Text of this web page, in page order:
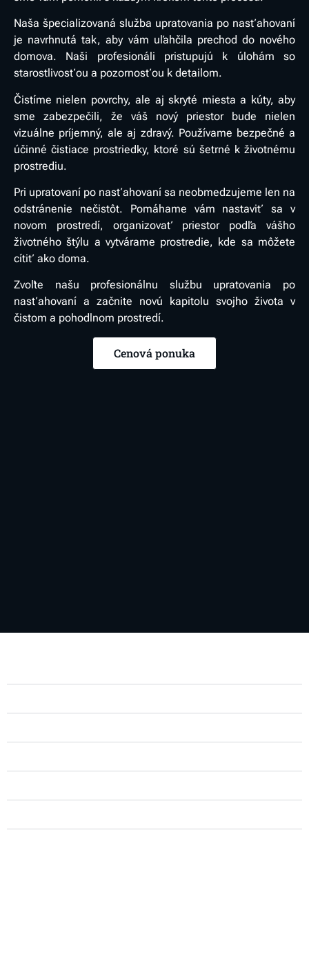
Naša špecializovaná služba upratovania po nasťahovaní
je navrhnutá tak, aby vám uľahčila prechod do nového
domova. Naši profesionáli pristupujú k úlohám so
starostlivosťou a pozornosťou k detailom.
Čistíme nielen povrchy, ale aj skryté miesta a kúty, aby
sme zabezpečili, že váš nový priestor bude nielen
vizuálne príjemný, ale aj zdravý. Používame bezpečné a
účinné čistiace prostriedky, ktoré sú šetrné k životnému
prostrediu.
Pri upratovaní po nasťahovaní sa neobmedzujeme len na
odstránenie nečistôt. Pomáhame vám nastaviť sa v
novom prostredí, organizovať priestor podľa vášho
životného štýlu a vytvárame prostredie, kde sa môžete
cítiť ako doma.
Zvoľte našu profesionálnu službu upratovania po
nasťahovaní a začnite novú kapitolu svojho života v
čistom a pohodlnom prostredí.
Cenová ponuka